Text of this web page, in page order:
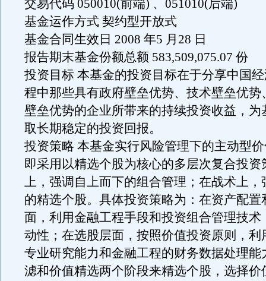
交易代码 050010(前端) 、051010(后端)
基金运作方式 契约型开放式
基金合同生效日 2008 年5 月28 日
报告期末基金份额总额 583,509,075.07 份
投资目标 本基金的投资目标在于分享中国
程中那些具有政府壁垒优势、技术壁垒优势
壁垒优势的企业所带来的持续投资收益，为
取长期稳定的投资回报。
投资策略 本基金实行风险管理下的主动型
即采用以精选个股为核心的多层次复合投资
上，强调自上而下的组合管理；在战术上，
的精选个股。具体投资策略为：在资产配置
面，利用金融工程手段和投资组合管理技术
动性；在选股层面，按照价值投资原则，利
专业研究能力和金融工程的财务数据处理能
滤和价值精选两个阶段来精选个股，选择价